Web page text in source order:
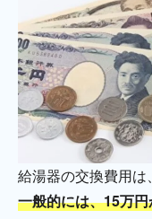
給湯器の交換費用は
一般的には、15万